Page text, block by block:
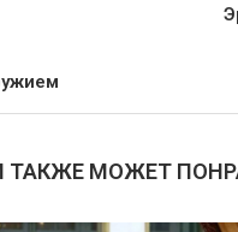
ТАКЖЕ МОЖЕТ